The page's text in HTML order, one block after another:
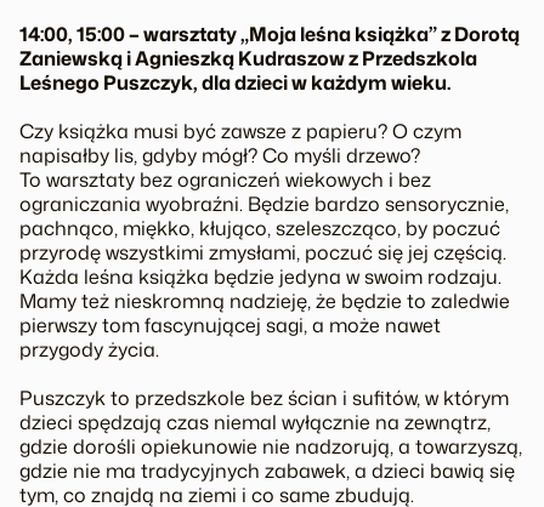
14:00, 15:00 – warsztaty „Moja leśna książka” z Dorotą
Zaniewską i Agnieszką Kudraszow z Przedszkola
Leśnego Puszczyk, dla dzieci w każdym wieku.
Czy książka musi być zawsze z papieru? O czym
napisałby lis, gdyby mógł? Co myśli drzewo?
To warsztaty bez ograniczeń wiekowych i bez
ograniczania wyobraźni. Będzie bardzo sensorycznie,
pachnąco, miękko, kłująco, szeleszcząco, by poczuć
przyrodę wszystkimi zmysłami, poczuć się jej częścią.
Każda leśna książka będzie jedyna w swoim rodzaju.
Mamy też nieskromną nadzieję, że będzie to zaledwie
pierwszy tom fascynującej sagi, a może nawet
przygody życia.
Puszczyk to przedszkole bez ścian i sufitów, w którym
dzieci spędzają czas niemal wyłącznie na zewnątrz,
gdzie dorośli opiekunowie nie nadzorują, a towarzyszą,
gdzie nie ma tradycyjnych zabawek, a dzieci bawią się
tym, co znajdą na ziemi i co same zbudują.